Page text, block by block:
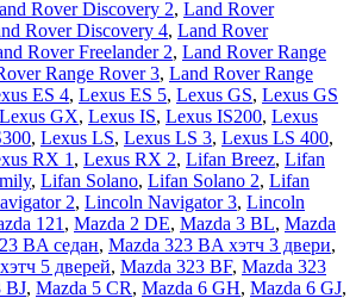
Rover Discovery 2, Land Rover
Rover Discovery 4, Land Rover
Rover Freelander 2, Land Rover Range
Range Rover 3, Land Rover Range
ES 4, Lexus ES 5, Lexus GS, Lexus GS
Lexus GX, Lexus IS, Lexus IS200, Lexus
, Lexus LS, Lexus LS 3, Lexus LS 400,
RX 1 , Lexus RX 2, Lifan Breez, Lifan
, Lifan Solano, Lifan Solano 2, Lifan
2, Lincoln Navigator 3, Lincoln
121 , Mazda 2 DE, Mazda 3 BL, Mazda
BA седан, Mazda 323 BA хэтч 3 двери,
5 дверей, Mazda 323 BF, Mazda 323
BJ, Mazda 5 CR, Mazda 6 GH, Mazda 6 GJ,